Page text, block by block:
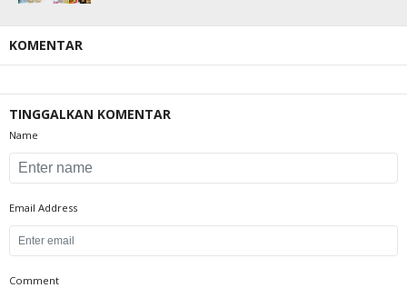
KOMENTAR
TINGGALKAN KOMENTAR
Name
Email Address
Comment